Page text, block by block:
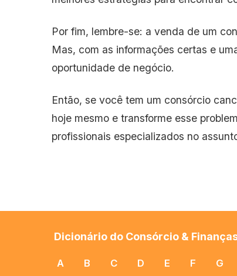
Por fim, lembre-se: a venda de um
Mas, com as informações certas e
oportunidade de negócio.
Então, se você tem um consórcio
hoje mesmo e transforme esse
profissionais especializados no
Dicionário do Consórcio &
A B C D E F G